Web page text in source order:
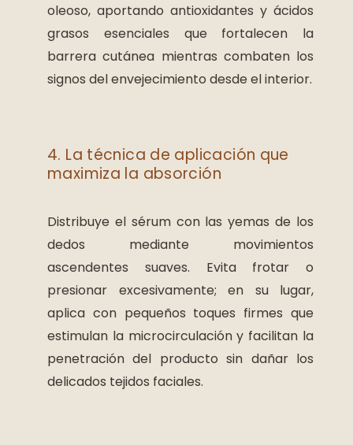
oleoso, aportando antioxidantes y ácidos
grasos esenciales que fortalecen la
barrera cutánea mientras combaten los
signos del envejecimiento desde el interior.
4. La técnica de aplicación que
maximiza la absorción
Distribuye el sérum con las yemas de los
dedos mediante movimientos
ascendentes suaves. Evita frotar o
presionar excesivamente; en su lugar,
aplica con pequeños toques firmes que
estimulan la microcirculación y facilitan la
penetración del producto sin dañar los
delicados tejidos faciales.